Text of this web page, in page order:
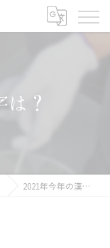
？
2021年今年の漢字は？